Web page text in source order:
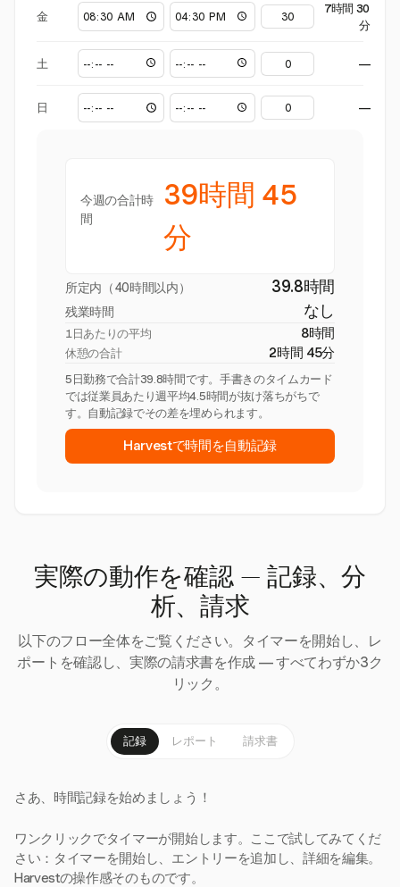
金
7時間 30
分
土 —
日 —
今週の合計時
間
39時間 45
分
所定内（40時間以内） 39.8時間
残業時間 なし
1日あたりの平均 8時間
休憩の合計 2時間 45分
5日勤務で合計39.8時間です。手書きのタイムカード
では従業員あたり週平均4.5時間が抜け落ちがちで
す。自動記録でその差を埋められます。
Harvestで時間を自動記録
実際の動作を確認 — 記録、分
析、請求
以下のフロー全体をご覧ください。タイマーを開始し、レ
ポートを確認し、実際の請求書を作成 — すべてわずか3ク
リック。
記録 レポート 請求書
さあ、時間記録を始めましょう！
ワンクリックでタイマーが開始します。ここで試してみてくだ
さい：タイマーを開始し、エントリーを追加し、詳細を編集。
Harvestの操作感そのものです。